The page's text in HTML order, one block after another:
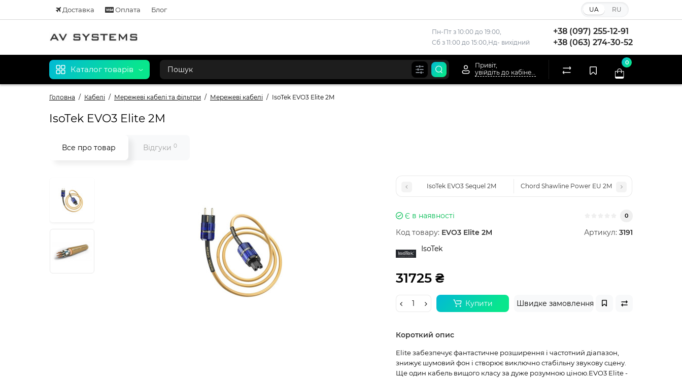
Доставка Оплата Блог UA RU
Пн-Пт з 10:00 до 19:00,
Сб з 11:00 до 15:00,Нд- вихідний
+38 (097) 255-12-91
+38 (063) 274-30-52
Каталог товарів
Привіт,
увійдіть до кабінету
0
Головна Кабелі Мережеві кабелі та фільтри Мережеві кабелі IsoTek EVO3 Elite 2M
IsoTek EVO3 Elite 2M
Все про товар Відгуки 0
IsoTek EVO3 Sequel 2M Chord Shawline Power EU 2M
Є в наявності 0
Код товару: EVO3 Elite 2M Артикул: 3191
IsoTek
31725 ₴
Купити Швидке замовлення
Короткий опис
Elite забезпечує фантастичне розширення і частотний діапазон,
знижує шумовий фон і створює виключно стабільну звукову сцену.
Ще один кабель вищого класу за дуже розумною ціною.EVO3 Elite -